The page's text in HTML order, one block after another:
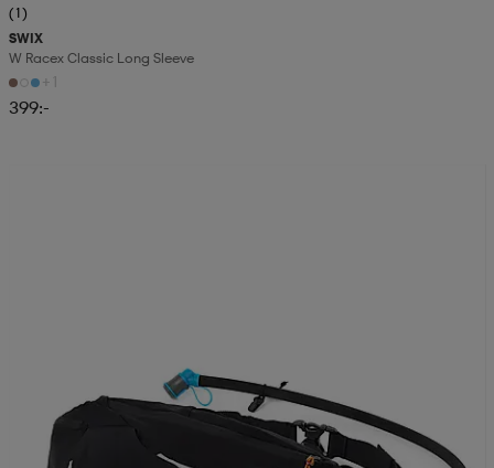
(1)
SWIX
W Racex Classic Long Sleeve
+1
399:-